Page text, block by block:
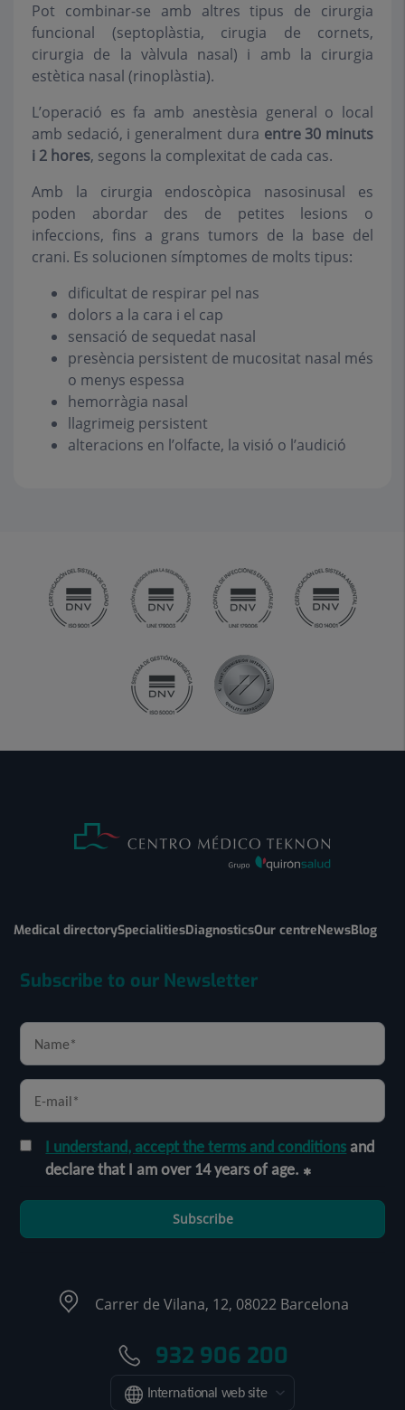
Pot combinar-se amb altres tipus de cirurgia
funcional (septoplàstia, cirugia de cornets,
cirurgia de la vàlvula nasal) i amb la cirurgia
estètica nasal (rinoplàstia).
L’operació es fa amb anestèsia general o local
amb sedació, i generalment dura entre 30 minuts
i 2 hores, segons la complexitat de cada cas.
Amb la cirurgia endoscòpica nasosinusal es
poden abordar des de petites lesions o
infeccions, fins a grans tumors de la base del
crani. Es solucionen símptomes de molts tipus:
dificultat de respirar pel nas
dolors a la cara i el cap
sensació de sequedat nasal
presència persistent de mucositat nasal més
o menys espessa
hemorràgia nasal
llagrimeig persistent
alteracions en l’olfacte, la visió o l’audició
Medical directorySpecialitiesDiagnosticsOur centreNewsBlog
Subscribe to our Newsletter
I understand, accept the terms and conditionsand
declare that I am over 14 years of age.
Subscribe
Carrer de Vilana, 12, 08022 Barcelona
932 906 200
International web site